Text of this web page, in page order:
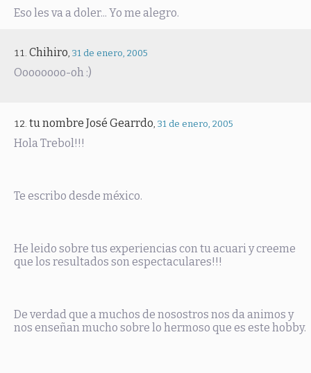
Eso les va a doler... Yo me alegro.
Chihiro, 31 de enero, 2005
Oooooooo-oh :)
tu nombre José Gearrdo, 31 de enero, 2005
Hola Trebol!!!
Te escribo desde méxico.
He leido sobre tus experiencias con tu acuari y creeme
que los resultados son espectaculares!!!
De verdad que a muchos de nosostros nos da animos y
nos enseñan mucho sobre lo hermoso que es este hobby.